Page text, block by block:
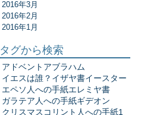
2016年3月
2016年2月
2016年1月
タグから検索
アドベント アブラハム
イエスは誰？ イザヤ書イースター
エペソ人への手紙エレミヤ書
ガラテア人への手紙ギデオン
クリスマス コリント人への手紙1